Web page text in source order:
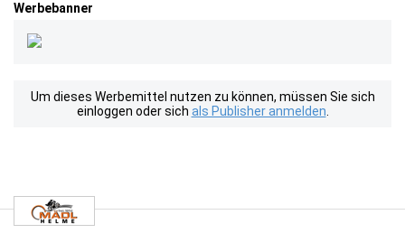
Werbebanner
Um dieses Werbemittel nutzen zu können, müssen Sie sich
einloggen oder sich als Publisher anmelden